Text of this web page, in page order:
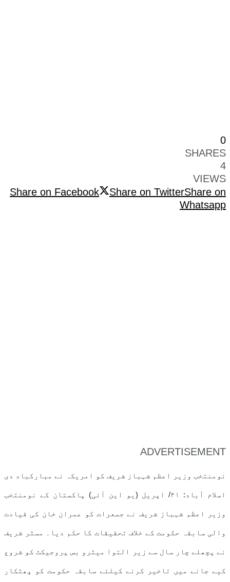
0
SHARES
4
VIEWS
Share on Facebook
Share on TwitterShare on
Whatsapp
ADVERTISEMENT
نومنتخب وزیر اعظم شہباز شریف کو امریکہ نے مبارکباد دی
اسلام آباد: ۴۱/ اپریل (یو این آئی) پاکستان کے نومنتخب
وزیر اعظم شہباز شریف نے جمعرات کو عمران خان کی قیادت
والی سابقہ حکومت کے خلاف تحقیقات کا حکم دیا۔ مسٹر شریف
نے پچھلے چار سال سے زیر التوا میٹرو بس پروجیکٹ کو شروع
کیے جانے میں تاخیر کرنے کیلئے سابقہ حکومت کو پھٹکار